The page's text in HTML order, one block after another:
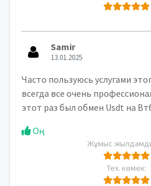
Samir
13.01.2025
Часто пользуюсь услугами
всегда все очень
этот раз был обмен Usdt на
Оң
Жұмыс
Тех. көмек: